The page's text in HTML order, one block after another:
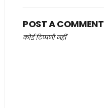
POST A COMMENT
कोई टिप्पणी नहीं